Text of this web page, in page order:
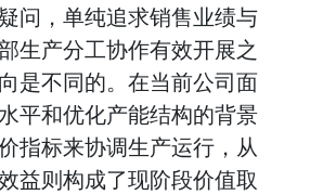
问，单纯追求销售业绩与
生产分工协作有效开展之
是不同的。在当前公司面
平和优化产能结构的背景
指标来协调生产运行，从
益则构成了现阶段价值取